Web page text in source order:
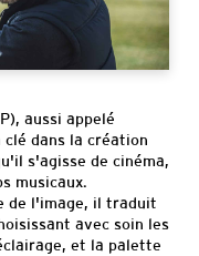
aussi appelé
dans la création
s'agisse de cinéma,
musicaux.
de l'image, il traduit
avec soin les
et la palette